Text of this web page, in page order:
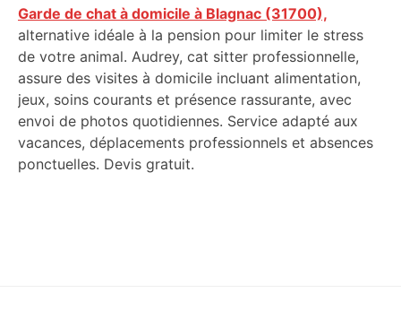
Garde de chat à domicile à Blagnac (31700),
alternative idéale à la pension pour limiter le stress
de votre animal. Audrey, cat sitter professionnelle,
assure des visites à domicile incluant alimentation,
jeux, soins courants et présence rassurante, avec
envoi de photos quotidiennes. Service adapté aux
vacances, déplacements professionnels et absences
ponctuelles. Devis gratuit.